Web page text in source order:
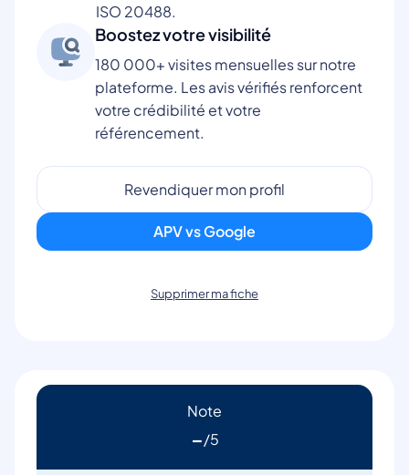
ISO 20488.
Boostez votre visibilité
180 000+ visites mensuelles sur notre
plateforme. Les avis vérifiés renforcent
votre crédibilité et votre
référencement.
Revendiquer mon profil
APV vs Google
Supprimer ma fiche
Note
-